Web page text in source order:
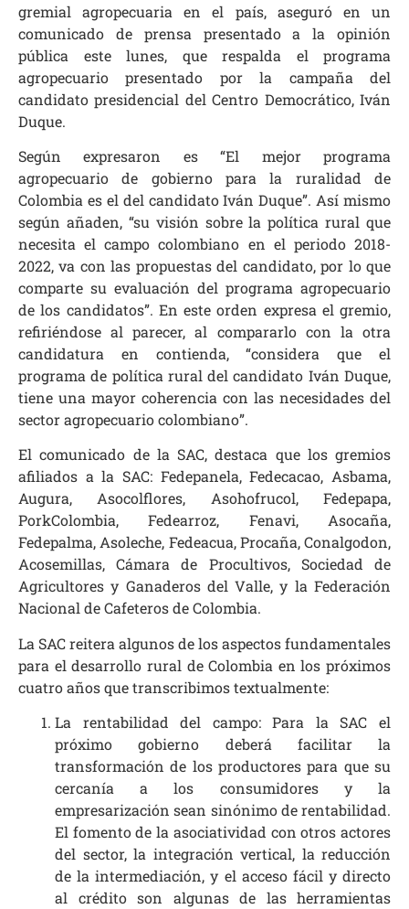
gremial agropecuaria en el país, aseguró en un
comunicado de prensa presentado a la opinión
pública este lunes, que respalda el programa
agropecuario presentado por la campaña del
candidato presidencial del Centro Democrático, Iván
Duque.
Según expresaron es “El mejor programa
agropecuario de gobierno para la ruralidad de
Colombia es el del candidato Iván Duque”. Así mismo
según añaden, “su visión sobre la política rural que
necesita el campo colombiano en el periodo 2018-
2022, va con las propuestas del candidato, por lo que
comparte su evaluación del programa agropecuario
de los candidatos”. En este orden expresa el gremio,
refiriéndose al parecer, al compararlo con la otra
candidatura en contienda, “considera que el
programa de política rural del candidato Iván Duque,
tiene una mayor coherencia con las necesidades del
sector agropecuario colombiano”.
El comunicado de la SAC, destaca que los gremios
afiliados a la SAC: Fedepanela, Fedecacao, Asbama,
Augura, Asocolflores, Asohofrucol, Fedepapa,
PorkColombia, Fedearroz, Fenavi, Asocaña,
Fedepalma, Asoleche, Fedeacua, Procaña, Conalgodon,
Acosemillas, Cámara de Procultivos, Sociedad de
Agricultores y Ganaderos del Valle, y la Federación
Nacional de Cafeteros de Colombia.
La SAC reitera algunos de los aspectos fundamentales
para el desarrollo rural de Colombia en los próximos
cuatro años que transcribimos textualmente:
La rentabilidad del campo: Para la SAC el
próximo gobierno deberá facilitar la
transformación de los productores para que su
cercanía a los consumidores y la
empresarización sean sinónimo de rentabilidad.
El fomento de la asociatividad con otros actores
del sector, la integración vertical, la reducción
de la intermediación, y el acceso fácil y directo
al crédito son algunas de las herramientas